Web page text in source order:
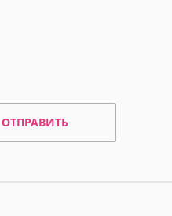
ОТПРАВИТЬ